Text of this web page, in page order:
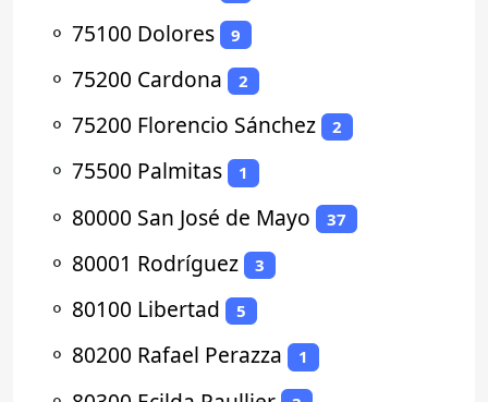
⚬ 75100 Dolores 9
⚬ 75200 Cardona 2
⚬ 75200 Florencio Sánchez 2
⚬ 75500 Palmitas 1
⚬ 80000 San José de Mayo 37
⚬ 80001 Rodríguez 3
⚬ 80100 Libertad 5
⚬ 80200 Rafael Perazza 1